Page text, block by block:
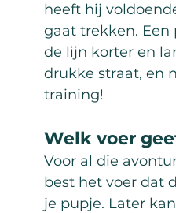
heeft hij
gaat trekken.
de lijn korter en
drukke straat, en
training!
Welk voer
Voor al die
best het voer dat
je pupje. Later